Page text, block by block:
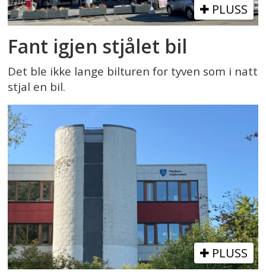
PLUSS
Fant igjen stjålet bil
Det ble ikke lange bilturen for tyven som i natt
stjal en bil.
PLUSS